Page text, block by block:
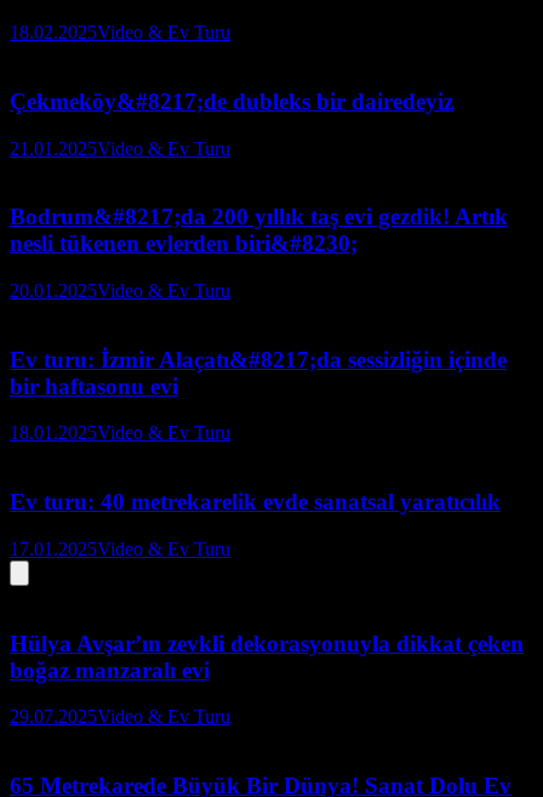
18.02.2025Video & Ev Turu
Çekmeköy&#8217;de dubleks bir dairedeyiz
21.01.2025Video & Ev Turu
Bodrum&#8217;da 200 yıllık taş evi gezdik! Artık
nesli tükenen evlerden biri&#8230;
20.01.2025Video & Ev Turu
Ev turu: İzmir Alaçatı&#8217;da sessizliğin içinde
bir haftasonu evi
18.01.2025Video & Ev Turu
Ev turu: 40 metrekarelik evde sanatsal yaratıcılık
17.01.2025Video & Ev Turu
Hülya Avşar’ın zevkli dekorasyonuyla dikkat çeken
boğaz manzaralı evi
29.07.2025Video & Ev Turu
65 Metrekarede Büyük Bir Dünya! Sanat Dolu Ev